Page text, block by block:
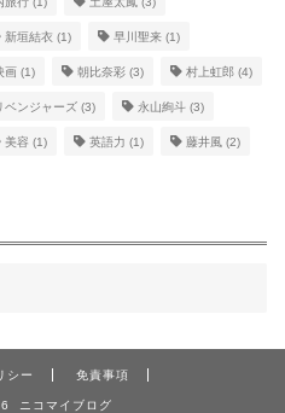
新垣結衣 (1) 早川聖来 (1)
画 (1) 朝比奈彩 (3) 村上虹郎 (4)
ベンジャーズ (3) 永山絢斗 (3)
美容 (1) 英語力 (1) 藤井風 (2)
シー 免責事項
ニコマイブログ